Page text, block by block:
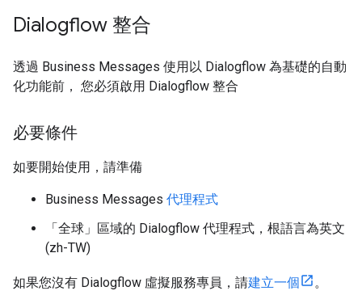
Dialogflow 整合
透過 Business Messages 使用以 Dialogflow 為基礎的自動
化功能前， 您必須啟用 Dialogflow 整合
必要條件
如要開始使用，請準備
Business Messages 代理程式
「全球」 區域的 Dialogflow 代理程式，根語言為英文
(zh-TW)
如果您沒有 Dialogflow 虛擬服務專員，請建立一個 。